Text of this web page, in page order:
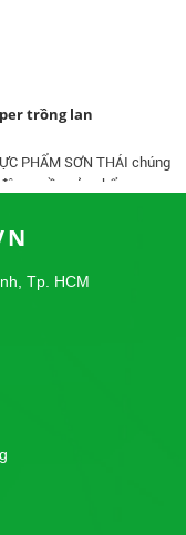
PHẨM SƠN THÁI chúng
quyền sản phẩm...
Viên Lê Văn Tám - Cup
Tại Công Viên Lê Văn Tám -
Tp. HCM